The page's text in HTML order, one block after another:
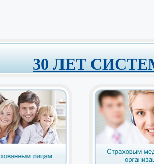
30 ЛЕТ